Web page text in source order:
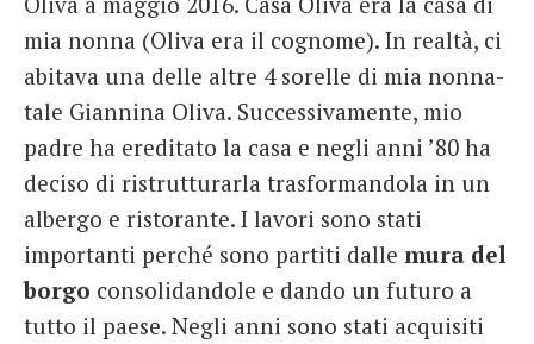
mia nonna (Oliva era il cognome). In realtà, ci
abitava una delle altre 4 sorelle di mia nonna-
tale Giannina Oliva. Successivamente, mio
padre ha ereditato la casa e negli anni ’80 ha
deciso di ristrutturarla trasformandola in un
albergo e ristorante. I lavori sono stati
importanti perché sono partiti dalle mura del
borgo consolidandole e dando un futuro a
tutto il paese. Negli anni sono stati acquisiti